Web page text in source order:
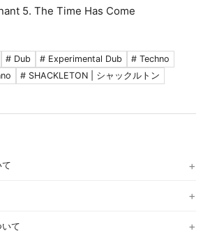
5. The Time Has Come
# Dub # Experimental Dub
# Techno
# SHACKLETON | シャックルトン
て